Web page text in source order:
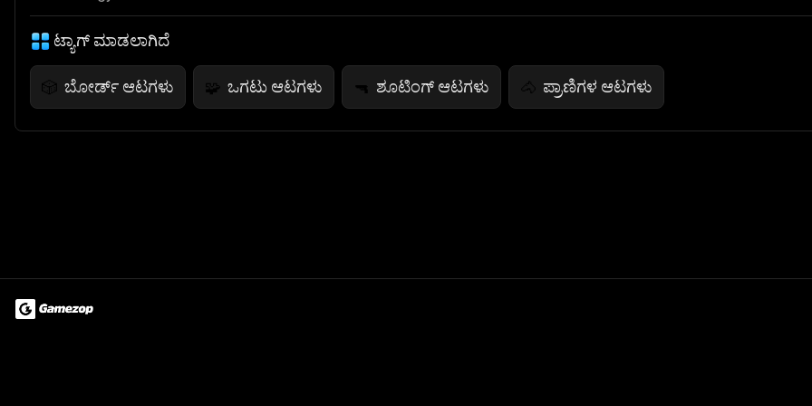
ಟ್ಯಾಗ್ ಮಾಡಲಾಗಿದೆ
🎲 ಬೋರ್ಡ್ ಆಟಗಳು 🧩 ಒಗಟು ಆಟಗಳು 🔫 ಶೂಟಿಂಗ್ ಆಟಗಳು 🐴 ಪ್ರಾಣಿಗಳ ಆಟಗಳು